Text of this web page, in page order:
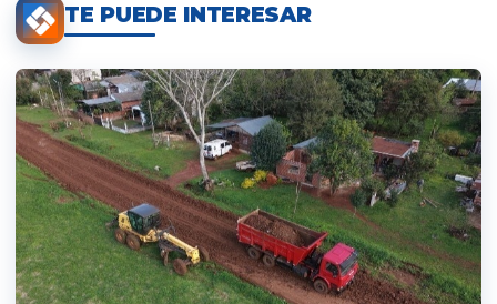
TE PUEDE INTERESAR